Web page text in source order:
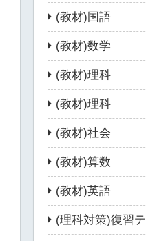
(教材)国語
(教材)数学
(教材)理科
(教材)理科
(教材)社会
(教材)算数
(教材)英語
(理科対策)復習